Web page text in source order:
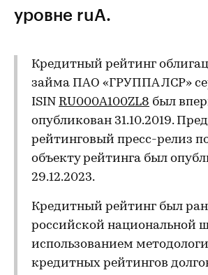
уровне ruA.
Кредитный рейтинг
займа ПАО «ГРУППА ЛСР»
ISIN RU000A100ZL8 был
опубликован 31.10.2019.
рейтинговый пресс-релиз
объекту рейтинга был
29.12.2023.
Кредитный рейтинг был
российской национальной
использованием
кредитных рейтингов